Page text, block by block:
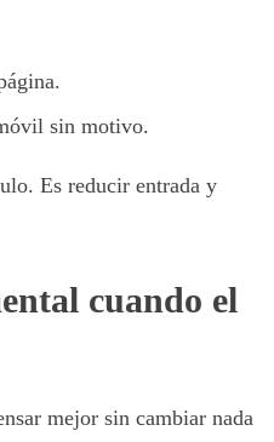
sin motivo.
Es reducir entrada y
cuando el
mejor sin cambiar nada